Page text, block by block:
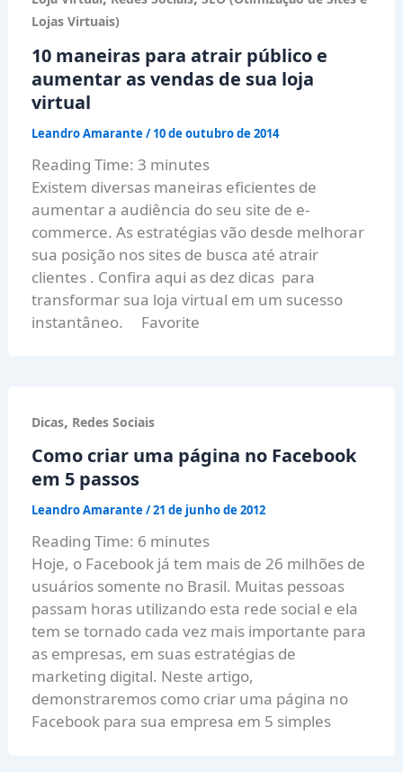
Lojas Virtuais)
10 maneiras para atrair público e
aumentar as vendas de sua loja
virtual
Leandro Amarante/10 de outubro de 2014
Reading Time: 3 minutes
Existem diversas maneiras eficientes de
aumentar a audiência do seu site de e-
commerce. As estratégias vão desde melhorar
sua posição nos sites de busca até atrair
clientes . Confira aqui as dez dicas para
transformar sua loja virtual em um sucesso
instantâneo. Favorite
Dicas, Redes Sociais
Como criar uma página no Facebook
em 5 passos
Leandro Amarante/21 de junho de 2012
Reading Time: 6 minutes
Hoje, o Facebook já tem mais de 26 milhões de
usuários somente no Brasil. Muitas pessoas
passam horas utilizando esta rede social e ela
tem se tornado cada vez mais importante para
as empresas, em suas estratégias de
marketing digital. Neste artigo,
demonstraremos como criar uma página no
Facebook para sua empresa em 5 simples